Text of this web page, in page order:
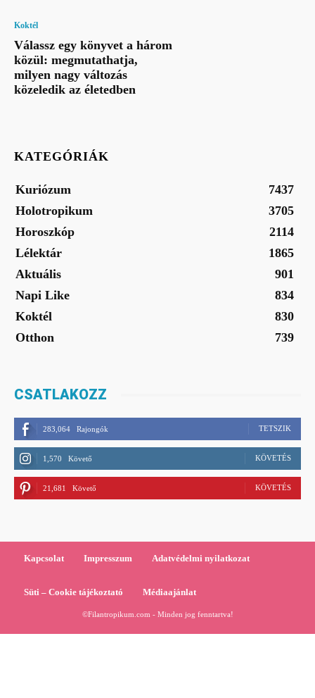
Koktél
Válassz egy könyvet a három
közül: megmutathatja,
milyen nagy változás
közeledik az életedben
KATEGÓRIÁK
Kuriózum
7437
Holotropikum
3705
Horoszkóp
2114
Lélektár
1865
Aktuális
901
Napi Like
834
Koktél
830
Otthon
739
CSATLAKOZZ
283,064 Rajongók TETSZIK
1,570 Követő KÖVETÉS
21,681 Követő KÖVETÉS
Kapcsolat Impresszum Adatvédelmi nyilatkozat
Süti – Cookie tájékoztató Médiaajánlat
©Filantropikum.com - Minden jog fenntartva!